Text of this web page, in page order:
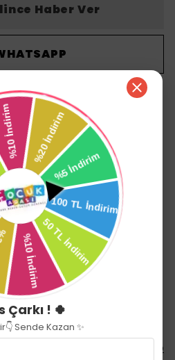
Haber Ver
kargo
Açıklaması
geliştirmede mükemmel
verme ve sorun çözme
faydalanabileceğiniz bir
Yorum Yap
Çarkı ! 🍀
Sende Kazan ✨